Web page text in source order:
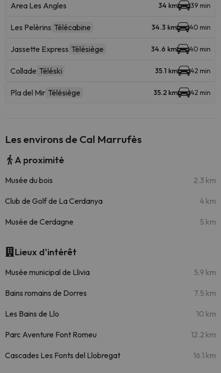
Area Les Angles 34 km 39 min
Les Pelèrins Télécabine 34.3 km 40 min
Jassette Express Télésiège 34.6 km 40 min
Collade Téléski 35.1 km 42 min
Pla del Mir Télésiège 35.2 km 42 min
Les environs de Cal Marrufès
A proximité
Musée du bois 2.3 km
Club de Golf de La Cerdanya 4 km
Musée de Cerdagne 5 km
Lieux d'intérêt
Musée municipal de Llivia 5.9 km
Bains romains de Dorres 7.5 km
Les Bains de Llo 10 km
Parc Aventure Font Romeu 12.2 km
Cascades Les Fonts del Llobregat 16.1 km